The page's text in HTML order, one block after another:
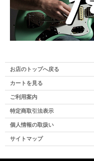
お店のトップへ戻る
カートを見る
ご利用案内
特定商取引法表示
個人情報の取扱い
サイトマップ